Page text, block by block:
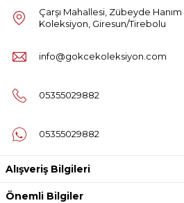
Çarşı Mahallesi, Zübeyde
Koleksiyon, Giresun/Tirebolu
info@gokcekoleksiyon.com
05355029882
05355029882
Alışveriş Bilgileri
Önemli Bilgiler